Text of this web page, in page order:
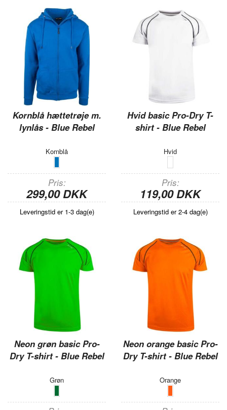
Kornblå hættetrøje m.
lynlås - Blue Rebel
Kornblå
Pris
299,00 DKK
Leveringstid er 1-3 dag(e)
Hvid basic Pro-Dry T-
shirt - Blue Rebel
Hvid
Pris
119,00 DKK
Leveringstid er 2-4 dag(e)
Neon grøn basic Pro-
Dry T-shirt - Blue Rebel
Grøn
Neon orange basic Pro-
Dry T-shirt - Blue Rebel
Orange